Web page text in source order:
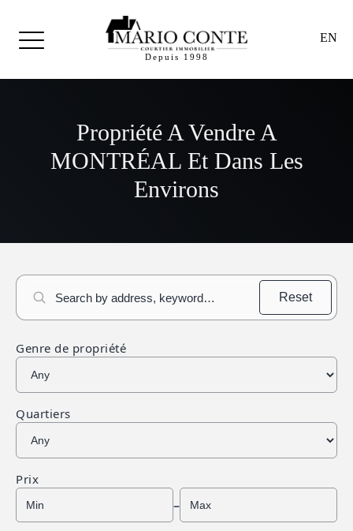
Depuis 1998
EN
Propriété A Vendre A
MONTRÉAL Et Dans Les
Environs
Reset
Genre de propriété
Quartiers
Prix
–